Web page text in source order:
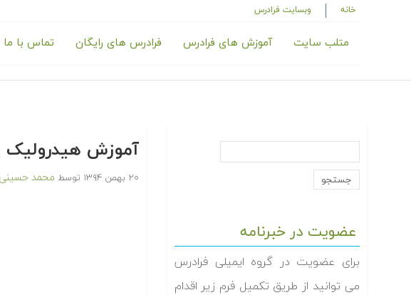
خانه وبسایت فرادرس
متلب سایت آموزش های فرادرس فرادرس های رایگان تماس با ما
عضویت در خبرنامه
برای عضویت در گروه ایمیلی فرادرس
می توانید از طریق تکمیل فرم زیر اقدام
آموزش هیدرولیک
۲۰ بهمن ۱۳۹۴ توسط محمد حسینی